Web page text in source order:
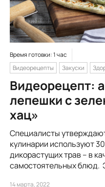
Время готовки: 1 час
Видеорецепты
Закуски
Видеорецепт:
лепешки с
хац»
Специалисты
кулинарии используют
дикорастущих трав – в
самостоятельных блюд.
14 марта, 2022